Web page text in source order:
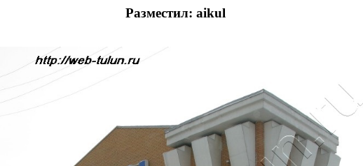
Разместил: aikul